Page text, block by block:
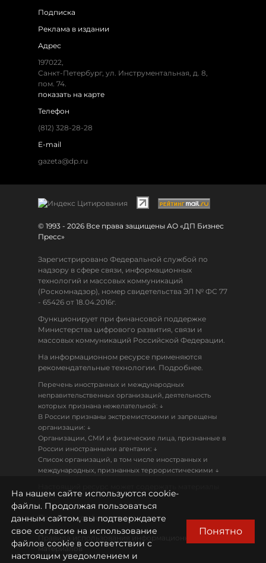
Подписка
Реклама в издании
Адрес
197022,
Санкт-Петербург, ул. Инструментальная, д. 8,
пом. 74.
показать на карте
Телефон
(812) 328-28-28
E-mail
gazeta@dp.ru
© 1993 - 2026 Все права защищены АО «ДП Бизнес
Пресс»
Зарегистрировано Федеральной службой по
надзору в сфере связи, информационных
технологий и массовых коммуникаций
(Роскомнадзор), номер свидетельства ЭЛ № ФС 77
- 65426 от 18.04.2016г.
Функционирует при финансовой поддержке
Министерства цифрового развития, связи и
массовых коммуникаций Российской Федерации.
На информационном ресурсе применяются
рекомендательные технологии. Подробнее.
Перечень иностранных и международных
неправительственных организаций, деятельность
которых признана нежелательной: ↓
В России признаны экстремистскими и запрещены
организации: ↓
Организации, СМИ и физические лица, признанные в
России иностранными агентами: ↓
Список организаций, в том числе иностранных и
международных, признанных террористическими ↓
18+
Политика конфиденциальности
Правила использования информационных
материалов
На нашем сайте используются cookie-
файлы. Продолжая пользоваться
данным сайтом, вы подтверждаете
свое согласие на использование
файлов cookie в соответствии с
настоящим уведомлением и
Понятно